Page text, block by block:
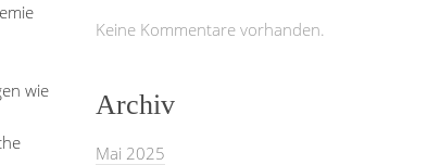
wie
Keine Kommentare vorhanden.
Archiv
Mai 2025